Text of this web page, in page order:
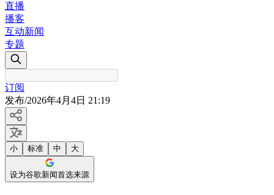
直播
播客
互动新闻
专题
订阅
发布/2026年4月4日 21:19
小 标准 中 大
设为谷歌新闻首选来源